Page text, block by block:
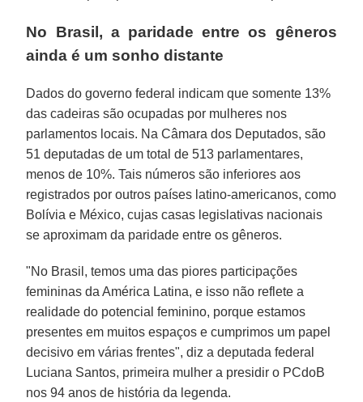
No Brasil, a paridade entre os gêneros
ainda é um sonho distante
Dados do governo federal indicam que somente 13%
das cadeiras são ocupadas por mulheres nos
parlamentos locais. Na Câmara dos Deputados, são
51 deputadas de um total de 513 parlamentares,
menos de 10%. Tais números são inferiores aos
registrados por outros países latino-americanos, como
Bolívia e México, cujas casas legislativas nacionais
se aproximam da paridade entre os gêneros.
"No Brasil, temos uma das piores participações
femininas da América Latina, e isso não reflete a
realidade do potencial feminino, porque estamos
presentes em muitos espaços e cumprimos um papel
decisivo em várias frentes", diz a deputada federal
Luciana Santos, primeira mulher a presidir o PCdoB
nos 94 anos de história da legenda.